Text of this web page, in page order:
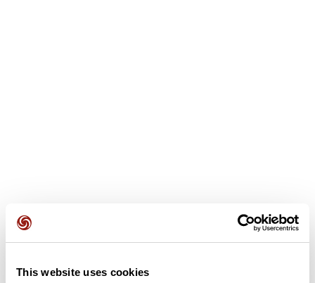
This website uses cookies
Recensioni degli utenti
Questo percorso non contiene ancora alcuna recensione.